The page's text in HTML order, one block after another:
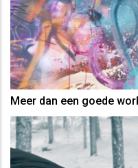
Meer dan een goede